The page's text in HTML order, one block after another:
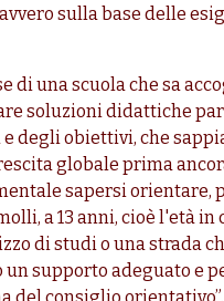
sulla base delle
di una scuola che sa
soluzioni didattiche
degli obiettivi, che
globale prima
sapersi orientare,
a 13 anni, cioè l'età
di studi o una strada
supporto adeguato e